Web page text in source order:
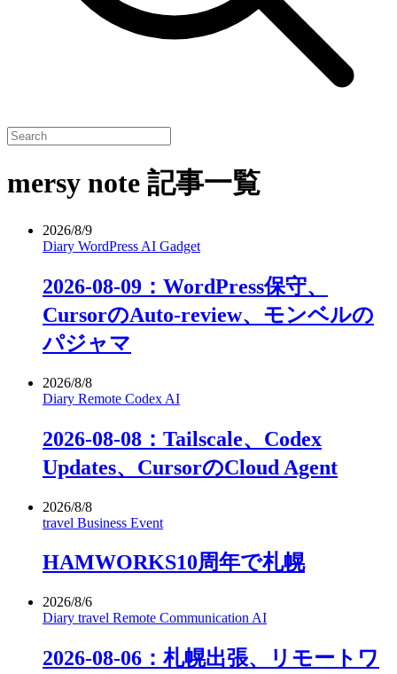
mersy note 記事一覧
2026/8/9
Diary WordPress AI Gadget
2026-08-09：WordPress保守、
CursorのAuto-review、モンベルの
パジャマ
2026/8/8
Diary Remote Codex AI
2026-08-08：Tailscale、Codex
Updates、CursorのCloud Agent
2026/8/8
travel Business Event
HAMWORKS10周年で札幌
2026/8/6
Diary travel Remote Communication AI
2026-08-06：札幌出張、リモートワ